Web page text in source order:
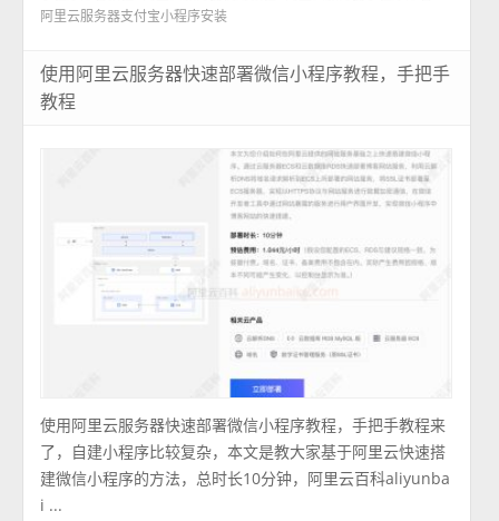
阿里云服务器支付宝小程序安装
使用阿里云服务器快速部署微信小程序教程，手把手
教程
使用阿里云服务器快速部署微信小程序教程，手把手教程来
了，自建小程序比较复杂，本文是教大家基于阿里云快速搭
建微信小程序的方法，总时长10分钟，阿里云百科aliyunba
i ...